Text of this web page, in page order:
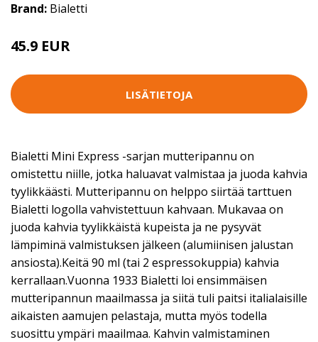
Brand: Bialetti
45.9 EUR
LISÄTIETOJA
Bialetti Mini Express -sarjan mutteripannu on
omistettu niille, jotka haluavat valmistaa ja juoda kahvia
tyylikkäästi. Mutteripannu on helppo siirtää tarttuen
Bialetti logolla vahvistettuun kahvaan. Mukavaa on
juoda kahvia tyylikkäistä kupeista ja ne pysyvät
lämpiminä valmistuksen jälkeen (alumiinisen jalustan
ansiosta).Keitä 90 ml (tai 2 espressokuppia) kahvia
kerrallaan.Vuonna 1933 Bialetti loi ensimmäisen
mutteripannun maailmassa ja siitä tuli paitsi italialaisille
aikaisten aamujen pelastaja, mutta myös todella
suosittu ympäri maailmaa. Kahvin valmistaminen